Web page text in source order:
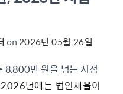
on2026년 05월 26일
8,800만 원을 넘는 시점
2026년에는 법인세율이